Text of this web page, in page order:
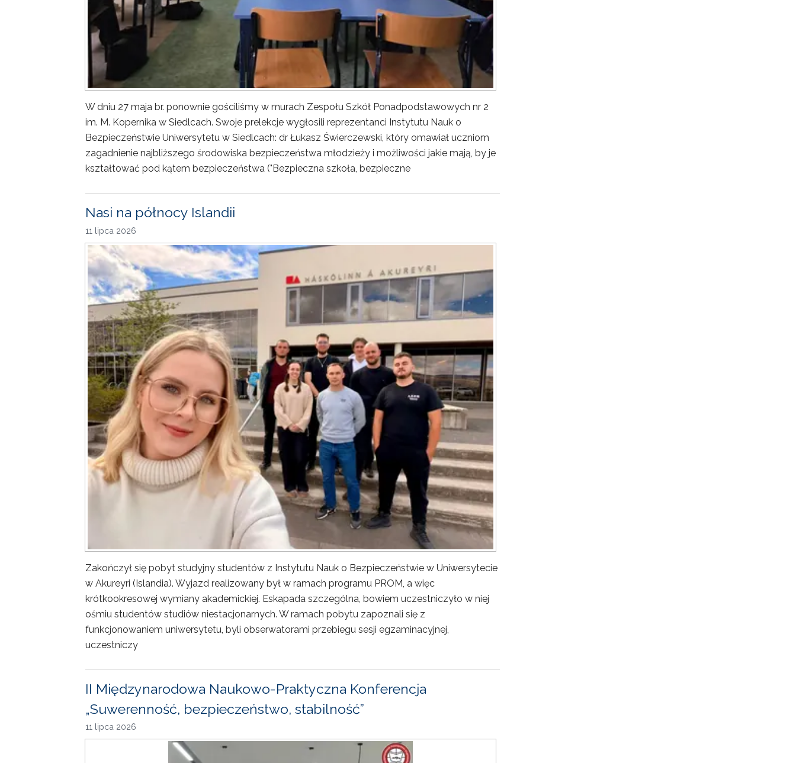
W dniu 27 maja br. ponownie gościliśmy w murach Zespołu Szkół Ponadpodstawowych nr 2
im. M. Kopernika w Siedlcach. Swoje prelekcje wygłosili reprezentanci Instytutu Nauk o
Bezpieczeństwie Uniwersytetu w Siedlcach: dr Łukasz Świerczewski, który omawiał uczniom
zagadnienie najbliższego środowiska bezpieczeństwa młodzieży i możliwości jakie mają, by je
kształtować pod kątem bezpieczeństwa ("Bezpieczna szkoła, bezpieczne
Nasi na północy Islandii
11 lipca 2026
Zakończył się pobyt studyjny studentów z Instytutu Nauk o Bezpieczeństwie w Uniwersytecie
w Akureyri (Islandia). Wyjazd realizowany był w ramach programu PROM, a więc
krótkookresowej wymiany akademickiej. Eskapada szczególna, bowiem uczestniczyło w niej
ośmiu studentów studiów niestacjonarnych. W ramach pobytu zapoznali się z
funkcjonowaniem uniwersytetu, byli obserwatorami przebiegu sesji egzaminacyjnej,
uczestniczy
II Międzynarodowa Naukowo-Praktyczna Konferencja
„Suwerenność, bezpieczeństwo, stabilność”
11 lipca 2026